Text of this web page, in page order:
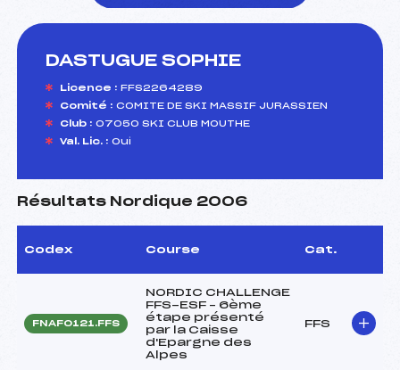
DASTUGUE SOPHIE
Licence : FFS2264289
Comité : COMITE DE SKI MASSIF JURASSIEN
Club : 07050 SKI CLUB MOUTHE
Val. Lic. : Oui
Résultats Nordique 2006
Codex Course Cat.
FNAF0121.FFS
NORDIC CHALLENGE
FFS-ESF – 6ème
étape présenté
par la Caisse
d'Epargne des
Alpes
FFS